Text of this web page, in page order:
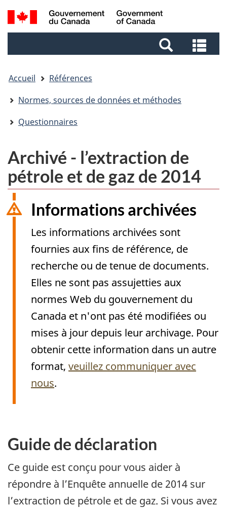
Aller
au
Aller
au
Passer
à
Recherche
et
et
Accueil
Références
Normes, sources de données et méthodes
Questionnaires
Archivé - l’extraction de
pétrole et de gaz de 2014
Informations archivées
Les informations archivées sont
fournies aux fins de référence, de
recherche ou de tenue de documents.
Elles ne sont pas assujetties aux
normes Web du gouvernement du
Canada et n'ont pas été modifiées ou
mises à jour depuis leur archivage. Pour
obtenir cette information dans un autre
format, veuillez communiquer avec
nous.
Content
Guide de déclaration
Ce guide est conçu pour vous aider à
répondre à l’Enquête annuelle de 2014 sur
l’extraction de pétrole et de gaz. Si vous avez